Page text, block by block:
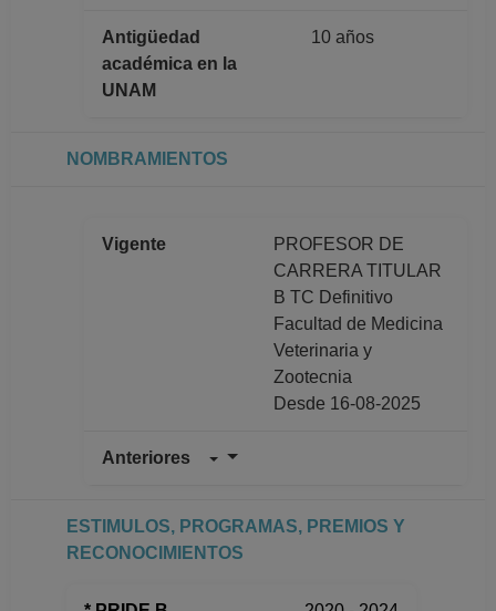
Antigüedad
académica en la
UNAM
10 años
NOMBRAMIENTOS
Vigente
PROFESOR DE
CARRERA TITULAR
B TC Definitivo
Facultad de Medicina
Veterinaria y
Zootecnia
Desde 16-08-2025
Anteriores
Facultad de Medicina
ESTIMULOS, PROGRAMAS, PREMIOS Y
RECONOCIMIENTOS